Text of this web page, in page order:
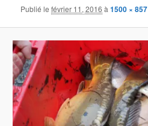
Publié lefévrier 11, 2016 à1500 × 857